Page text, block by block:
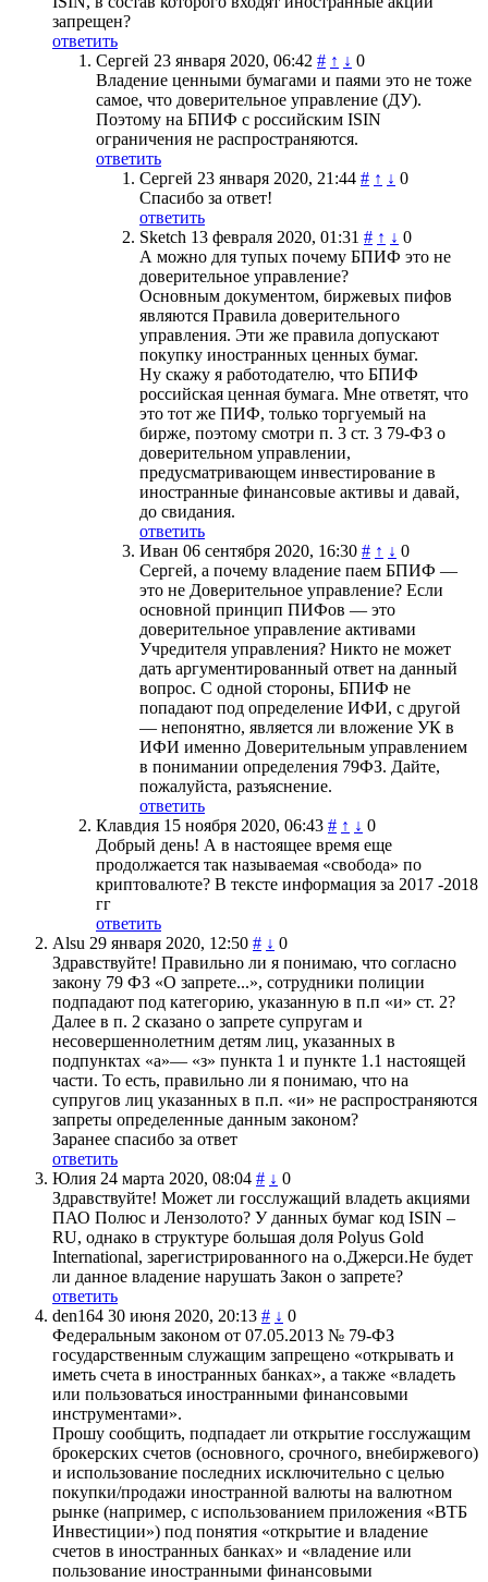
запрещен?
ответить
Сергей 23 января 2020, 06:42 # ↑ ↓ 0
Владение ценными бумагами и паями это не тоже
самое, что доверительное управление (ДУ).
Поэтому на БПИФ с российским ISIN
ограничения не распространяются.
ответить
Сергей 23 января 2020, 21:44 # ↑ ↓ 0
Спасибо за ответ!
ответить
Sketch 13 февраля 2020, 01:31 # ↑ ↓ 0
А можно для тупых почему БПИФ это не
доверительное управление?
Основным документом, биржевых пифов
являются Правила доверительного
управления. Эти же правила допускают
покупку иностранных ценных бумаг.
Ну скажу я работодателю, что БПИФ
российская ценная бумага. Мне ответят, что
это тот же ПИФ, только торгуемый на
бирже, поэтому смотри п. 3 ст. 3 79-ФЗ о
доверительном управлении,
предусматривающем инвестирование в
иностранные финансовые активы и давай,
до свидания.
ответить
Иван 06 сентября 2020, 16:30 # ↑ ↓ 0
Сергей, а почему владение паем БПИФ —
это не Доверительное управление? Если
основной принцип ПИФов — это
доверительное управление активами
Учредителя управления? Никто не может
дать аргументированный ответ на данный
вопрос. С одной стороны, БПИФ не
попадают под определение ИФИ, с другой
— непонятно, является ли вложение УК в
ИФИ именно Доверительным управлением
в понимании определения 79ФЗ. Дайте,
пожалуйста, разъяснение.
ответить
Клавдия 15 ноября 2020, 06:43 # ↑ ↓ 0
Добрый день! А в настоящее время еще
продолжается так называемая «свобода» по
криптовалюте? В тексте информация за 2017 -2018
гг
ответить
Alsu 29 января 2020, 12:50 # ↓ 0
Здравствуйте! Правильно ли я понимаю, что согласно
закону 79 ФЗ «О запрете...», сотрудники полиции
подпадают под категорию, указанную в п.п «и» ст. 2?
Далее в п. 2 сказано о запрете супругам и
несовершеннолетним детям лиц, указанных в
подпунктах «а»— «з» пункта 1 и пункте 1.1 настоящей
части. То есть, правильно ли я понимаю, что на
супругов лиц указанных в п.п. «и» не распространяются
запреты определенные данным законом?
Заранее спасибо за ответ
ответить
Юлия 24 марта 2020, 08:04 # ↓ 0
Здравствуйте! Может ли госслужащий владеть акциями
ПАО Полюс и Лензолото? У данных бумаг код ISIN –
RU, однако в структуре большая доля Polyus Gold
International, зарегистрированного на о.Джерси.Не будет
ли данное владение нарушать Закон о запрете?
ответить
den164 30 июня 2020, 20:13 # ↓ 0
Федеральным законом от 07.05.2013 № 79-ФЗ
государственным служащим запрещено «открывать и
иметь счета в иностранных банках», а также «владеть
или пользоваться иностранными финансовыми
инструментами».
Прошу сообщить, подпадает ли открытие госслужащим
брокерских счетов (основного, срочного, внебиржевого)
и использование последних исключительно с целью
покупки/продажи иностранной валюты на валютном
рынке (например, с использованием приложения «ВТБ
Инвестиции») под понятия «открытие и владение
счетов в иностранных банках» и «владение или
пользование иностранными финансовыми